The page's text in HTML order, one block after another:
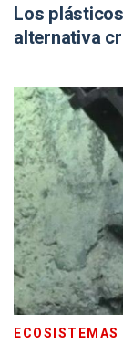
Los
alternativa
ECOSISTEMAS